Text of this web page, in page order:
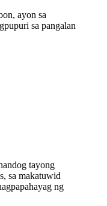
ayon sa
sa pangalan
tayong
sa makatuwid
ng